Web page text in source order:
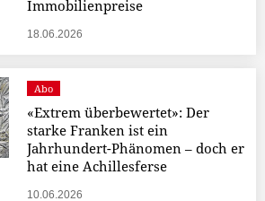
Immobilienpreise
18.06.2026
Abo
«Extrem überbewertet»: Der
starke Franken ist ein
Jahrhundert-Phänomen – doch er
hat eine Achillesferse
10.06.2026